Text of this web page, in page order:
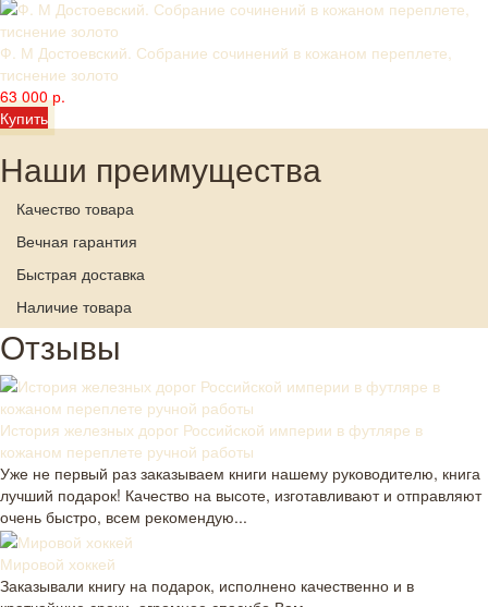
Ф. М Достоевский. Собрание сочинений в кожаном переплете,
тиснение золото
63 000 р.
Купить
Наши преимущества
Качество товара
Вечная гарантия
Быстрая доставка
Наличие товара
Отзывы
История железных дорог Российской империи в футляре в
кожаном переплете ручной работы
Уже не первый раз заказываем книги нашему руководителю, книга
лучший подарок! Качество на высоте, изготавливают и отправляют
очень быстро, всем рекомендую...
Мировой хоккей
Заказывали книгу на подарок, исполнено качественно и в